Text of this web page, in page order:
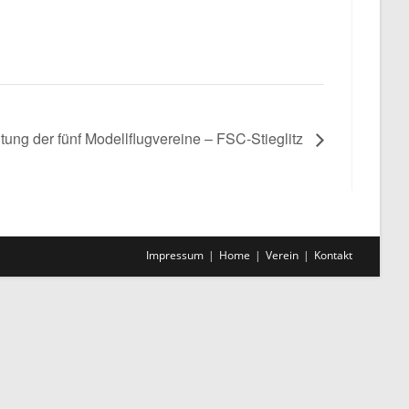
der fünf Modellflugvereine – FSC-Stieglitz
Impressum Home Verein Kontakt